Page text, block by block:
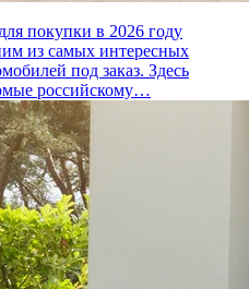
покупки в 2026 году
из самых интересных
под заказ. Здесь
российскому…